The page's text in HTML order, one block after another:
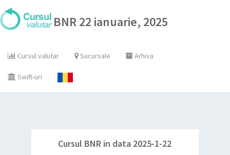
BNR 22 ianuarie, 2025
Cursul valutar Sucursale Arhiva
Swift-uri
Cursul BNR in data 2025-1-22